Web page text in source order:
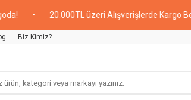
• 20.000TL üzeri Alışverişlerde Kargo Bedava!
Biz Kimiz?